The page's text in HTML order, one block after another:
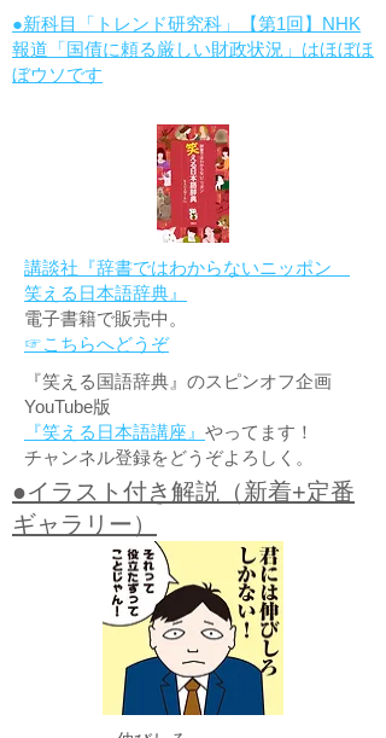
●新科目「トレンド研究科」【第1回】NHK
報道「国債に頼る厳しい財政状況」はほぼほ
ぼウソです
講談社『辞書ではわからないニッポン
笑える日本語辞典』
電子書籍で販売中。
☞こちらへどうぞ
『笑える国語辞典』のスピンオフ企画
YouTube版
『笑える日本語講座』 やってます！
チャンネル登録をどうぞよろしく。
●イラスト付き解説（新着+定番
ギャラリー）